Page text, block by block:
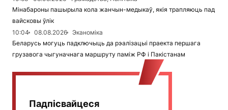
Мінабароны пашырыла кола жанчын-медыкаў, якія трапляюць пад
вайсковы ўлік
10:04
08.08.2026
Эканоміка
Беларусь могуць падключыць да рэалізацыі праекта першага
грузавога чыгуначнага маршруту паміж РФ і Пакістанам
Падпісвайцеся